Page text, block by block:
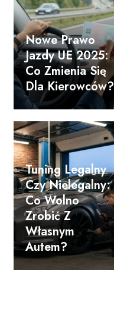
Nowe Prawo
Jazdy UE 2025:
Co Zmienia Się
Dla Kierowców?
Tuning Legalny
Czy Nielegalny:
Co Wolno
Zrobić Z
Własnym
Autem?